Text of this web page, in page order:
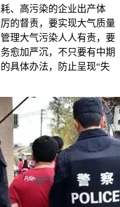
、高污染的企业出产体
的督责，要实现大气质量
理大气污染人人有责，要
愈加严沉，不只要有中期
具体办法，防止呈现“失